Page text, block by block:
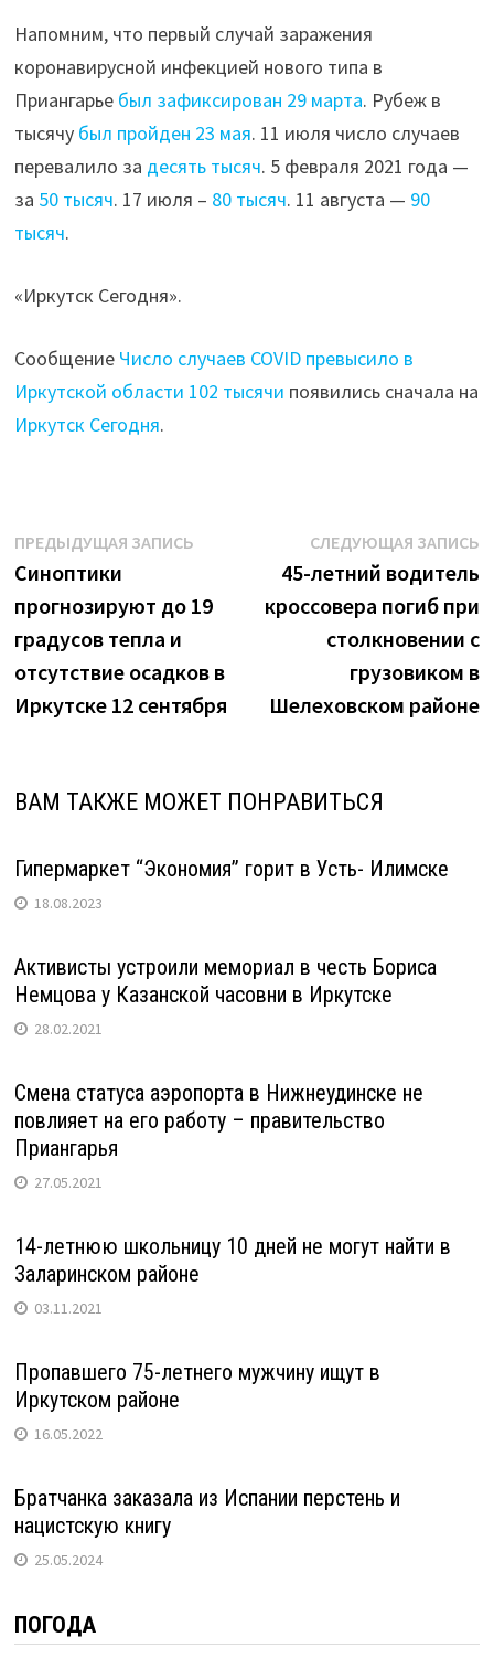
Напомним, что первый случай заражения
коронавирусной инфекцией нового типа в
Приангарье был зафиксирован 29 марта. Рубеж в
тысячу был пройден 23 мая. 11 июля число случаев
перевалило за десять тысяч. 5 февраля 2021 года —
за 50 тысяч. 17 июля – 80 тысяч. 11 августа — 90
тысяч.
«Иркутск Сегодня».
Сообщение Число случаев COVID превысило в
Иркутской области 102 тысячи появились сначала на
Иркутск Сегодня.
Навигация
по
записям
ПРЕДЫДУЩАЯ ЗАПИСЬПредыдущая
Синоптики
прогнозируют до 19
градусов тепла и
отсутствие осадков в
Иркутске 12 сентября
СЛЕДУЮЩАЯ ЗАПИСЬ
45-летний водитель
кроссовера погиб при
столкновении с
грузовиком в
Шелеховском районе
ВАМ ТАКЖЕ МОЖЕТ ПОНРАВИТЬСЯ
Гипермаркет “Экономия” горит в Усть- Илимске
18.08.2023
Активисты устроили мемориал в честь Бориса
Немцова у Казанской часовни в Иркутске
28.02.2021
Смена статуса аэропорта в Нижнеудинске не
повлияет на его работу – правительство
Приангарья
27.05.2021
14-летнюю школьницу 10 дней не могут найти в
Заларинском районе
03.11.2021
Пропавшего 75-летнего мужчину ищут в
Иркутском районе
16.05.2022
Братчанка заказала из Испании перстень и
нацистскую книгу
25.05.2024
ПОГОДА